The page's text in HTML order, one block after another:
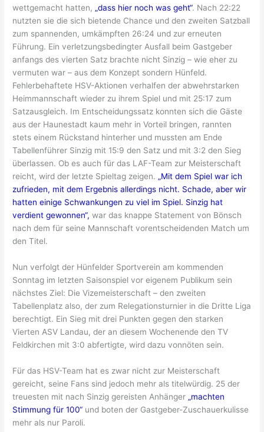
wettgemacht hatten, „dass hier noch was geht“. Nach 22:22
nutzten sie die sich bietende Chance und den zweiten Satzball
zum spannenden, umkämpften 26:24 und zur erneuten
Führung. Ein verletzungsbedingter Ausfall beim Gastgeber
anfangs des vierten Satz brachte nicht Sinzig – wie eher zu
vermuten war – aus dem Konzept sondern Hünfeld.
Fehlerbehaftete HSV-Aktionen verhalfen der abwehrstarken
Heimmannschaft wieder zu ihrem Spiel und mit 25:17 zum
Satzausgleich. Im Entscheidungssatz konnten sich die Gäste
aus der Haunestadt kaum mehr in Vorteil bringen, rannten
stets einem Rückstand hinterher und mussten am Ende
Tabellenführer Sinzig mit 15:9 den Satz und mit 3:2 den Sieg
überlassen. Ob es auch für das LAF-Team zur Meisterschaft
reicht, wird der letzte Spieltag zeigen. „Mit dem Spiel war ich
zufrieden, mit dem Ergebnis allerdings nicht. Schade, aber wir
hatten einige Schwankungen zu viel im Spiel. Sinzig hat
verdient gewonnen“, war das knappe Statement von Bönsch
nach dem für seine Mannschaft vorentscheidenden Match um
den Titel.
Nun verfolgt der Hünfelder Sportverein am kommenden
Sonntag im letzten Saisonspiel vor eigenem Publikum sein
nächstes Ziel: Die Vizemeisterschaft – den zweiten
Tabellenplatz also, der zum Relegationsturnier in die Dritte Liga
berechtigt. Ein Sieg mit drei Punkten gegen den starken
Vierten ASV Landau, der an diesem Wochenende den TV
Feldkirchen mit 3:0 abfertigte, wird dazu vonnöten sein.
Für das HSV-Team hat es zwar nicht zur Meisterschaft
gereicht, seine Fans sind jedoch mehr als titelwürdig. 25 der
treuesten mit nach Sinzig gereisten Anhänger „machten
Stimmung für 100“ und boten der Gastgeber-Zuschauerkulisse
mehr als nur Paroli.